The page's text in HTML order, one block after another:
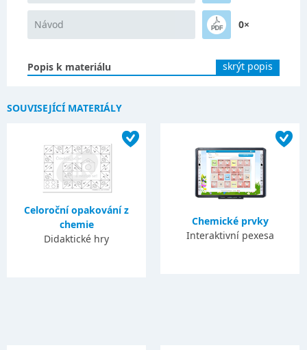
Návod 0×
Popis k materiálu skrýt popis
SOUVISEJÍCÍ MATERIÁLY
Celoroční opakování z
chemie
Didaktické hry
Chemické prvky
Interaktivní pexesa